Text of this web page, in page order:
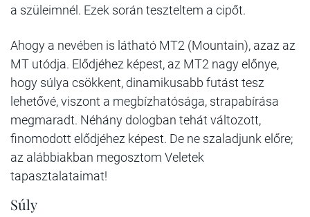
a szüleimnél. Ezek során teszteltem a cipőt.
Ahogy a nevében is látható MT2 (Mountain), azaz az
MT utódja. Elődjéhez képest, az MT2 nagy előnye,
hogy súlya csökkent, dinamikusabb futást tesz
lehetővé, viszont a megbízhatósága, strapabírása
megmaradt. Néhány dologban tehát változott,
finomodott elődjéhez képest. De ne szaladjunk előre;
az alábbiakban megosztom Veletek
tapasztalataimat!
Súly